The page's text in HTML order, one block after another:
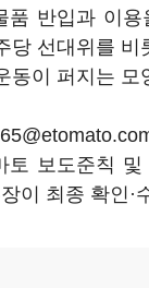
품 반입과 이용
당 선대위를 비
동이 퍼지는 모
토 보도준칙
이 최종 확인·